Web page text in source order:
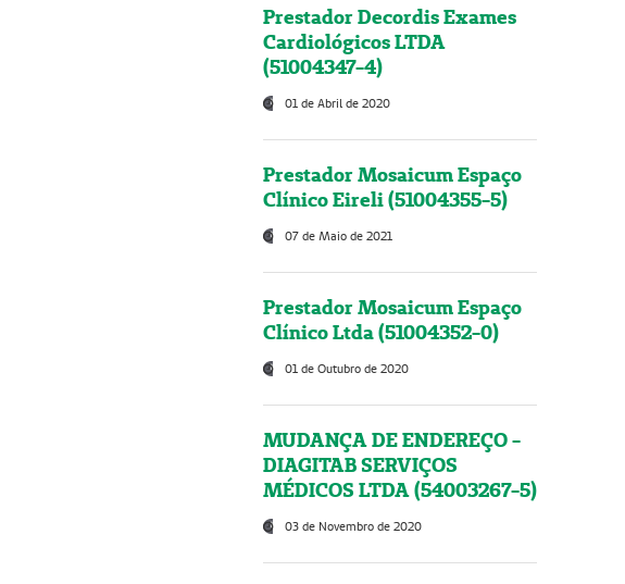
Prestador Decordis Exames
Cardiológicos LTDA
(51004347-4)
01 de Abril de 2020
Prestador Mosaicum Espaço
Clínico Eireli (51004355-5)
07 de Maio de 2021
Prestador Mosaicum Espaço
Clínico Ltda (51004352-0)
01 de Outubro de 2020
MUDANÇA DE ENDEREÇO -
DIAGITAB SERVIÇOS
MÉDICOS LTDA (54003267-5)
03 de Novembro de 2020